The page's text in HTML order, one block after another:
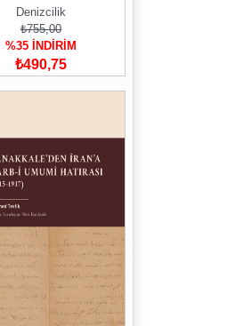
Denizcilik
₺755,00
%35 İNDİRİM
₺490,75